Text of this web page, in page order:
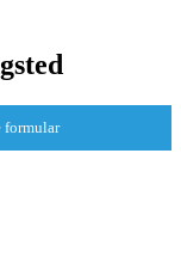
formular